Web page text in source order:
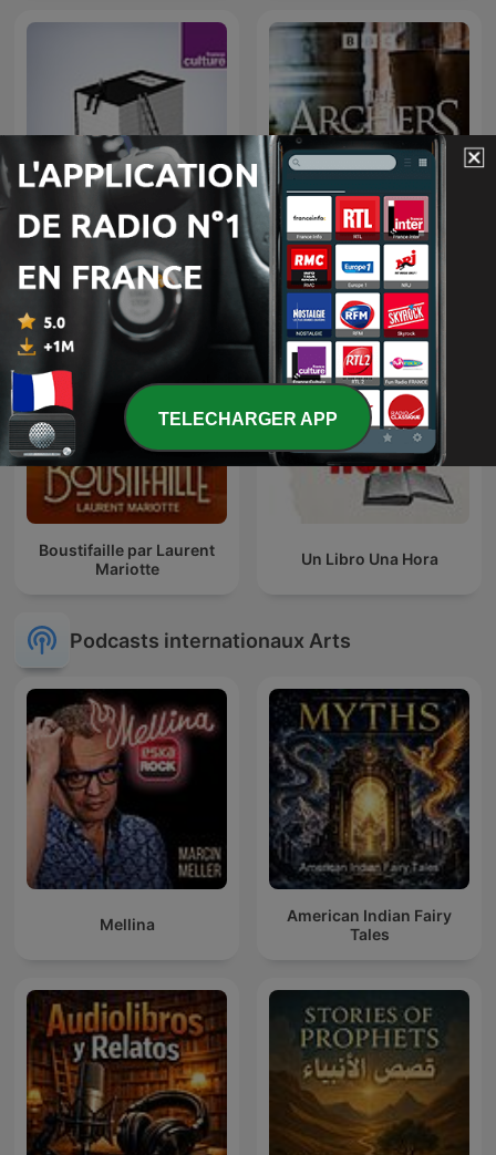
Toute une vie The Archers
Boustifaille par Laurent
Mariotte
Un Libro Una Hora
Podcasts internationaux Arts
Mellina
American Indian Fairy
Tales
TELECHARGER APP